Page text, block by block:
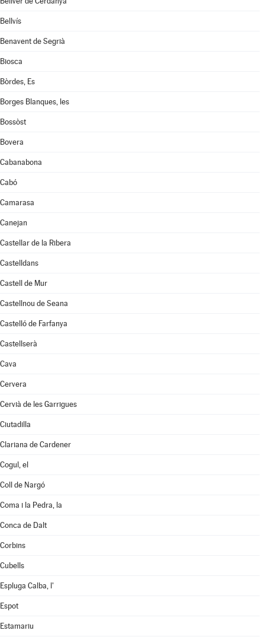
Bellvís
Benavent de Segrià
Biosca
Bòrdes, Es
Borges Blanques, les
Bossòst
Bovera
Cabanabona
Cabó
Camarasa
Canejan
Castellar de la Ribera
Castelldans
Castell de Mur
Castellnou de Seana
Castelló de Farfanya
Castellserà
Cava
Cervera
Cervià de les Garrigues
Ciutadilla
Clariana de Cardener
Cogul, el
Coll de Nargó
Coma i la Pedra, la
Conca de Dalt
Corbins
Cubells
Espluga Calba, l'
Espot
Estamariu